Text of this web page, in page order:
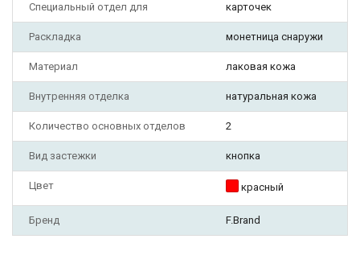
Специальный отдел для карточек
Раскладка монетница снаружи
Материал лаковая кожа
Внутренняя отделка натуральная кожа
Количество основных отделов 2
Вид застежки кнопка
Цвет красный
Бренд F.Brand